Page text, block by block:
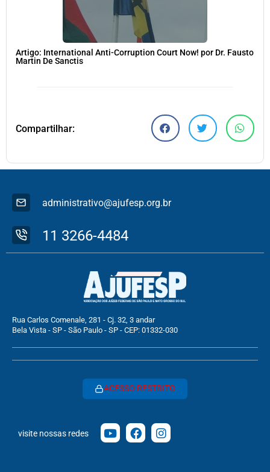
Artigo: International Anti-Corruption Court Now! por Dr. Fausto
Martin De Sanctis
Compartilhar:
administrativo@ajufesp.org.br
11 3266-4484
Rua Carlos Comenale, 281 - Cj. 32, 3 andar
Bela Vista - SP - São Paulo - SP - CEP: 01332-030
ACESSO RESTRITO
visite nossas redes